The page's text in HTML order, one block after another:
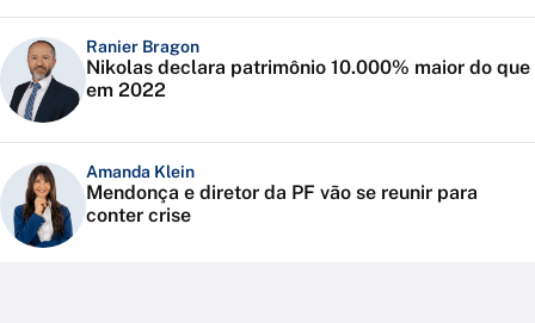
Ranier Bragon
Nikolas declara patrimônio 10.000% maior do que
em 2022
Amanda Klein
Mendonça e diretor da PF vão se reunir para
conter crise